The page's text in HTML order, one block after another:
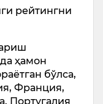
рейтингни
ҳамон
бўлса,
Франция,
Португалия